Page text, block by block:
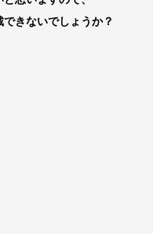
きないでしょうか？